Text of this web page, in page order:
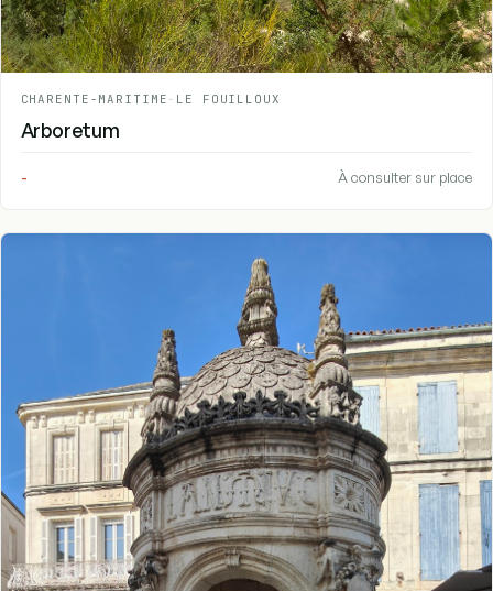
CHARENTE-MARITIME - LE FOUILLOUX
Arboretum
- À consulter sur place